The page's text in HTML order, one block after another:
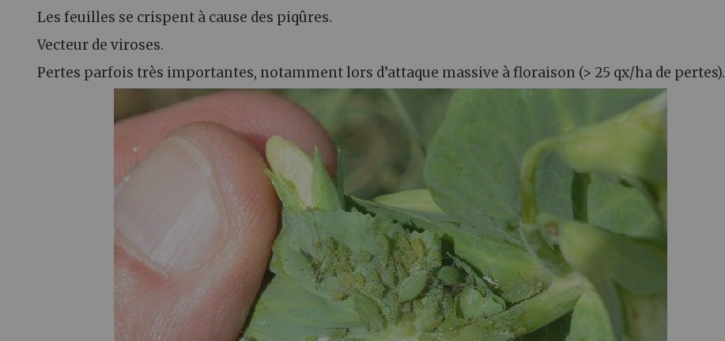
Les feuilles se crispent à cause des piqûres.
Vecteur de viroses.
Pertes parfois très importantes, notamment lors d’attaque massive à floraison (> 25 qx/ha de pertes).